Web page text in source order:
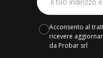
Acconsento al
ricevere
da Probar srl